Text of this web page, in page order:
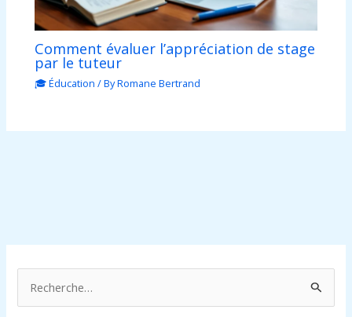
Comment évaluer l’appréciation de stage
par le tuteur
🎓 Éducation / ByRomane Bertrand
e